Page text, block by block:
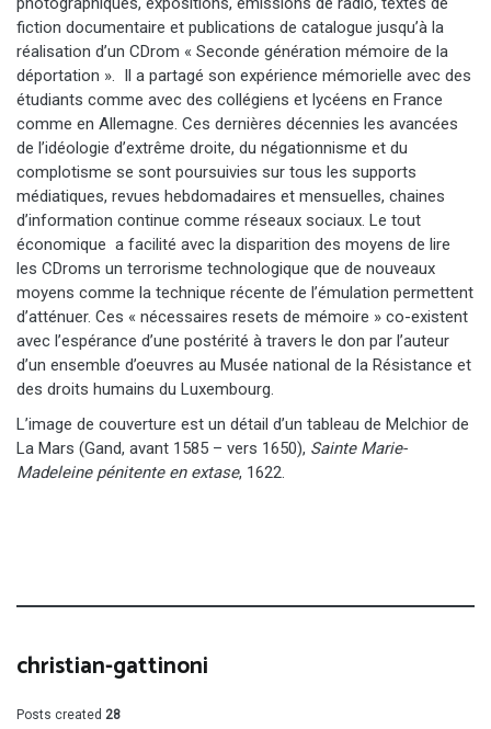
fiction documentaire et publications de catalogue jusqu’à la
réalisation d’un CDrom « Seconde génération mémoire de la
déportation ». Il a partagé son expérience mémorielle avec des
étudiants comme avec des collégiens et lycéens en France
comme en Allemagne. Ces dernières décennies les avancées
de l’idéologie d’extrême droite, du négationnisme et du
complotisme se sont poursuivies sur tous les supports
médiatiques, revues hebdomadaires et mensuelles, chaines
d’information continue comme réseaux sociaux. Le tout
économique a facilité avec la disparition des moyens de lire
les CDroms un terrorisme technologique que de nouveaux
moyens comme la technique récente de l’émulation permettent
d’atténuer. Ces « nécessaires resets de mémoire » co-existent
avec l’espérance d’une postérité à travers le don par l’auteur
d’un ensemble d’oeuvres au Musée national de la Résistance et
des droits humains du Luxembourg.
L’image de couverture est un détail d’un tableau de Melchior de
La Mars (Gand, avant 1585 – vers 1650), Sainte Marie-
Madeleine pénitente en extase, 1622.
christian-gattinoni
Posts created 28